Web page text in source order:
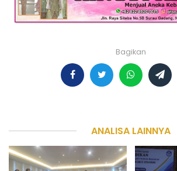
Bagikan
ANALISA LAINNYA